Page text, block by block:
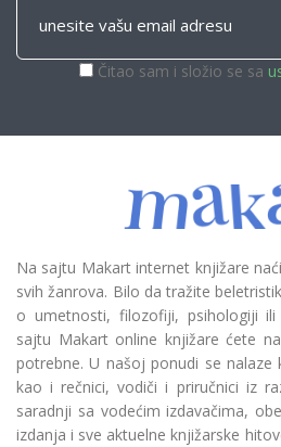
Čitao sam i složio se sa
Na sajtu Makart internet knjižare
svih žanrova. Bilo da tražite
o umetnosti, filozofiji, psihologiji
sajtu Makart online knjižare ćete
potrebne. U našoj ponudi se nalaze
kao i rečnici, vodiči i priručnici iz
saradnji sa vodećim izdavačima,
izdanja i sve aktuelne knjižarske